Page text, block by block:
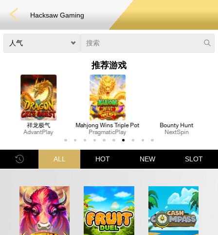
扑克 老虎机 真人娱乐
Hacksaw Gaming
推荐游戏
Mahjong Wins Triple Pot
PragmaticPlay
Bounty Hunt
NextSpin
Sugar Rush 1000
PragmaticPlay
ALL HOT NEW SLOT